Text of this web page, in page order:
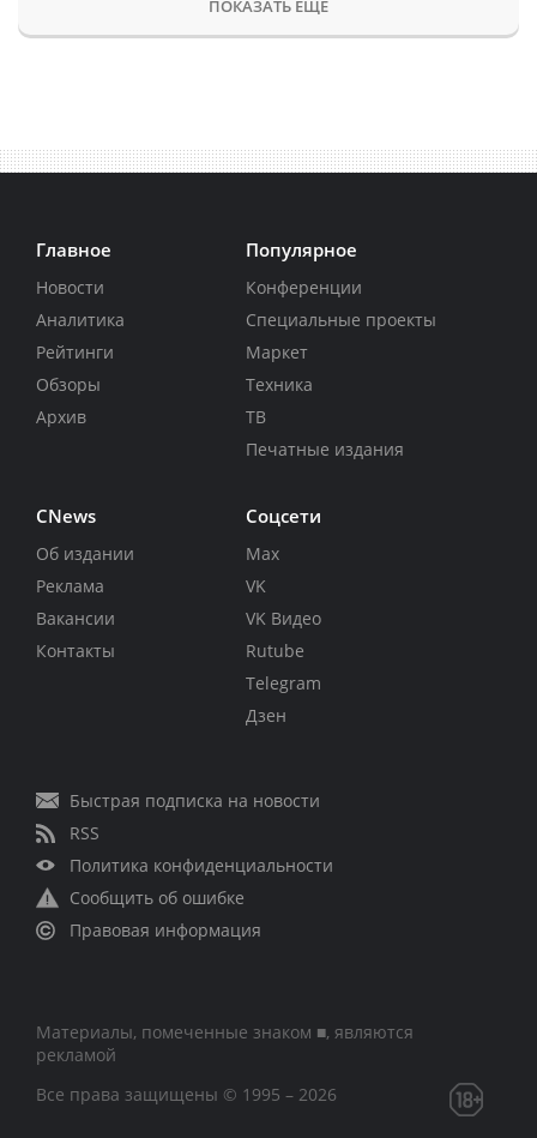
ПОКАЗАТЬ ЕЩЕ
Главное
Новости
Аналитика
Рейтинги
Обзоры
Архив
Популярное
Конференции
Специальные проекты
Маркет
Техника
ТВ
Печатные издания
CNews
Об издании
Реклама
Вакансии
Контакты
Соцсети
Max
VK
VK Видео
Rutube
Telegram
Дзен
Быстрая подписка на новости
RSS
Политика конфиденциальности
Сообщить об ошибке
Правовая информация
Материалы, помеченные знаком ■, являются
рекламой
Все права защищены © 1995 – 2026